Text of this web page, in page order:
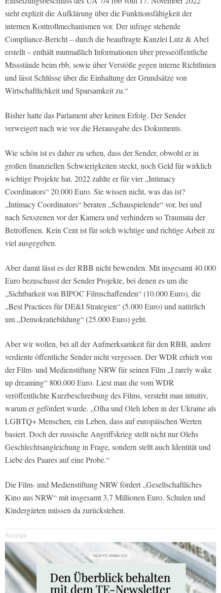
sieht explizit die Aufklärung über die Funktionsfähigkeit der
internen Kontrollmechanismen vor. Der infrage stehende
Compliance-Bericht – durch die beauftragte Kanzlei Lutz & Abel
erstellt – enthält mutmaßlich Informationen über presseöffentliche
Missstände beim rbb, sowie über Verstöße gegen interne Richtlinien
und lässt Schlüsse über die Einhaltung der Grundsätze von
Wirtschaftlichkeit und Sparsamkeit zu.“
Bisher hatte das Parlament aber keinen Erfolg. Der Sender
verweigert nach wie vor die Herausgabe des Dokuments.
Wie schön ist es daher zu sehen, dass der Sender, obwohl er in
großen finanziellen Schwierigkeiten steckt, noch Geld für wirklich
wichtige Projekte hat. 2022 zahlte er für vier „Intimacy
Coordinators“ 20.000 Euro. Sie wissen nicht, was das ist?
„Intimacy Coordinators“ beraten „Schauspielende“ vor, bei und
nach Sexszenen vor der Kamera und verhindern so Traumata der
Betroffenen. Kein Cent ist für solch wichtige und richtige Arbeit zu
viel ausgegeben.
Aber damit lässt es der RBB nicht bewenden. Mit insgesamt 40.000
Euro bezuschusst der Sender Projekte, bei denen es um die
„Sichtbarkeit von BIPOC Filmschaffenden“ (10.000 Euro), die
„Best Practices für DE&I Strategien“ (5.000 Euro) und natürlich
um „Demokratiebildung“ (25.000 Euro) geht.
Aber wir wollen, bei all der Aufmerksamkeit für den RBB, andere
verdiente öffentliche Sender nicht vergessen. Der WDR erhielt von
der Film- und Medienstiftung NRW für seinen Film „I rarely wake
up dreaming“ 800.000 Euro. Liest man die vom WDR
veröffentlichte Kurzbeschreibung des Films, versteht man intuitiv,
warum er gefördert wurde. „Olha und Oleh leben in der Ukraine als
LGBTQ+ Menschen, ein Leben, dass auf europäischen Werten
basiert. Doch der russische Angriffskrieg stellt nicht nur Olehs
Geschlechtsangleichung in Frage, sondern stellt auch Identität und
Liebe des Paares auf eine Probe.“
Die Film- und Medienstiftung NRW fördert „Gesellschaftliches
Kino aus NRW“ mit insgesamt 3,7 Millionen Euro. Schulen und
Kindergärten müssen da zurückstehen.
Anzeige